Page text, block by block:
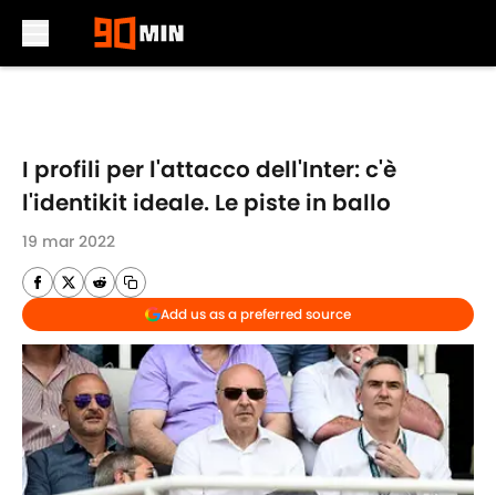
I profili per l'attacco dell'Inter: c'è
l'identikit ideale. Le piste in ballo
19 mar 2022
Add us as a preferred source